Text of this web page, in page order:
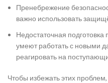
Пренебрежение
важно использовать
Недостаточная
умеют работать с новыми
реагировать на
Чтобы избежать этих